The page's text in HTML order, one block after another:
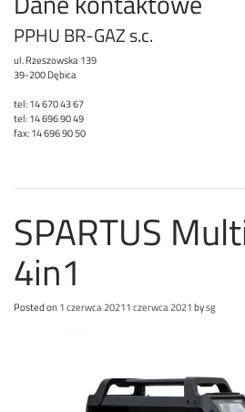
PPHU BR-GAZ s.c.
ul. Rzeszowska 139
39-200 Dębica
tel: 14 670 43 67
tel: 14 696 90 49
fax: 14 696 90 50
SPARTUS
4in1
Posted on1 czerwca 20211 czerwca 2021bysg